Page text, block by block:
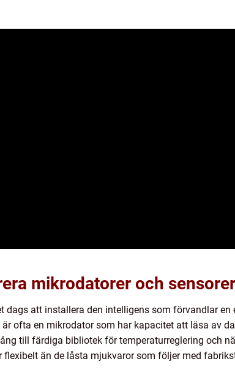
mikrodatorer och sensorer
dags att installera den intelligens som förvandlar
är ofta en mikrodator som har kapacitet att läsa av
till färdiga bibliotek för temperaturreglering och
än de låsta mjukvaror som följer med